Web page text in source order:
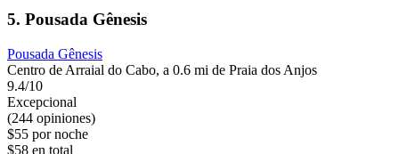
5. Pousada Gênesis
Pousada Gênesis
Centro de Arraial do Cabo, a 0.6 mi de Praia dos Anjos
9.4/10
Excepcional
(244 opiniones)
$55 por noche
$58 en total